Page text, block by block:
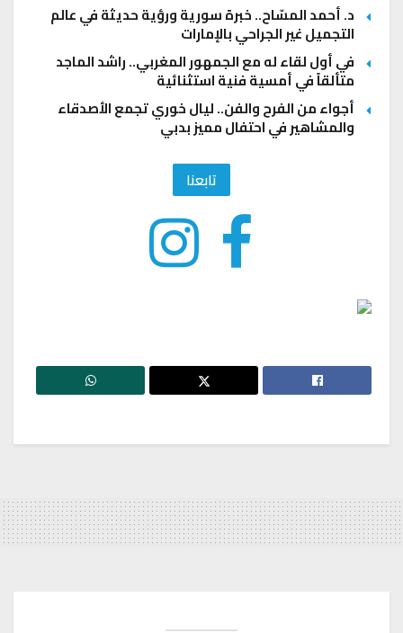
د. أحمد المسّاح.. خبرة سورية ورؤية حديثة في عالم
التجميل غير الجراحي بالإمارات
في أول لقاء له مع الجمهور المغربي.. راشد الماجد
متألقاً في أمسية فنية استثنائية
أجواء من الفرح والفن.. ليال خوري تجمع الأصدقاء
والمشاهير في احتفال مميز بدبي
تابعنا